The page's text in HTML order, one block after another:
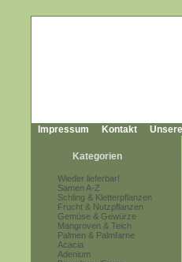
Impressum Kontakt
Kategorien
Wieder lieferbar!
Samen A-Z
Schling & Kletterpflanzen
Frucht & Nutzpflanzen
Gemüse & Gewürze
Mangroven & Teich
Palmen & Palmfarne
Acacia
Adenium